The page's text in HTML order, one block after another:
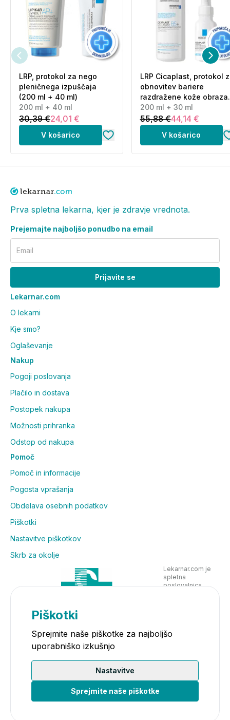
LRP, protokol za nego
pleničnega izpuščaja
(200 ml + 40 ml)
200 ml + 40 ml
30,39 €24,01 €
V košarico
LRP Cicaplast, protokol
obnovitev bariere
razdražene kože obraza
(200 ml + 30 ml)
200 ml + 30 ml
55,88 €44,14 €
V košarico
Prva spletna lekarna, kjer je zdravje vrednota.
Prejemajte najboljšo ponudbo na email
Email
Prijavite se
Lekarnar.com
O lekarni
Kje smo?
Oglaševanje
Nakup
Pogoji poslovanja
Plačilo in dostava
Postopek nakupa
Možnosti prihranka
Odstop od nakupa
Pomoč
Pomoč in informacije
Pogosta vprašanja
Obdelava osebnih podatkov
Piškotki
Nastavitve piškotkov
Skrb za okolje
Lekarnar.com je
spletna
poslovalnica
Piškotki
Sprejmite naše piškotke za najboljšo
uporabniško izkušnjo
Nastavitve
Sprejmite naše piškotke